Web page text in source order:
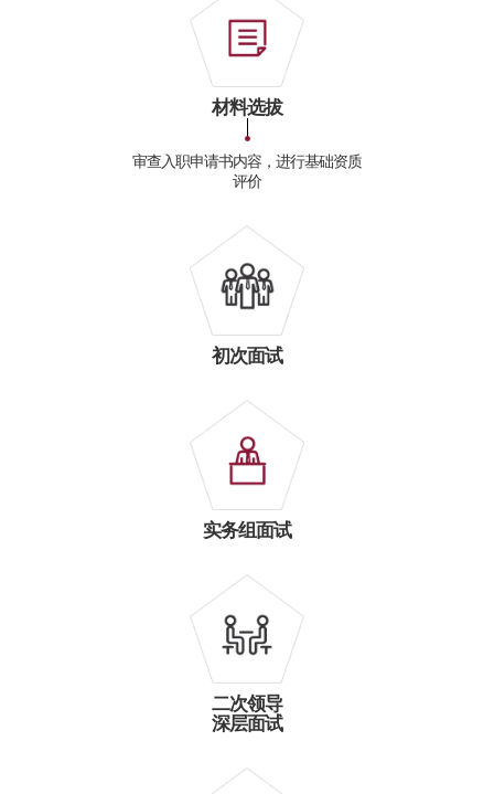
材料选拔
审查入职申请书内容，进行基础资质
评价
初次面试
实务组面试
二次领导
深层面试